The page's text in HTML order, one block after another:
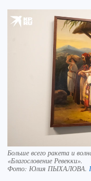
Больше всего ракета и
«Благословение Ревекки».
Фото: Юлия ПЫХАЛОВА.